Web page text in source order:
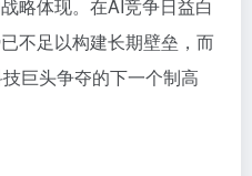
略体现。在AI竞争日益白
不足以构建长期壁垒，而
巨头争夺的下一个制高